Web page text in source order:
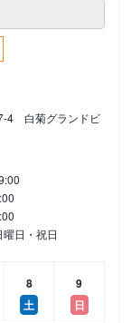
4 白菊グランドビ
曜日・祝日
8
土
9
日